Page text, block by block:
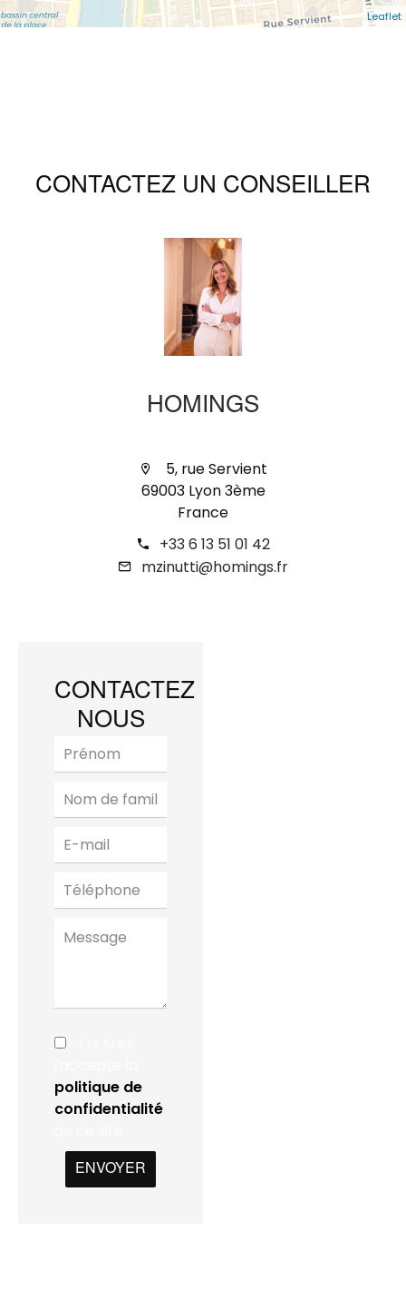
Leaflet
CONTACTEZ UN CONSEILLER
HOMINGS
5, rue Servient
69003 Lyon 3ème
France
+33 6 13 51 01 42
mzinutti@homings.fr
CONTACTEZ
NOUS
politique de
confidentialité
ENVOYER